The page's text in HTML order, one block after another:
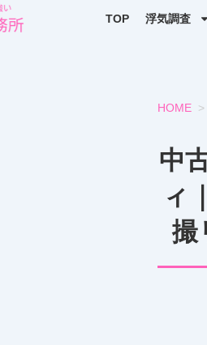
TOP 浮気調査
HOME >
中
ィ
撮